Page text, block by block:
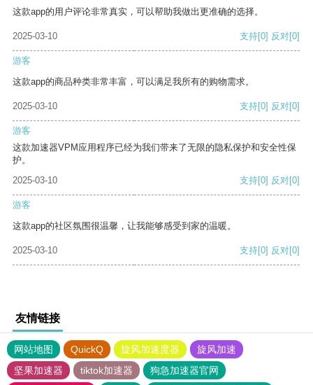
这款app的用户评论非常真实，可以帮助我做出更准确的选择。
2025-03-10 支持[0] 反对[0]
游客
这款app的商品种类非常丰富，可以满足我所有的购物需求。
2025-03-10 支持[0] 反对[0]
游客
这款加速器VPM应用程序已经为我们带来了无限的隐私保护和安全性保
护。
2025-03-10
支持[0] 反对[0]
游客
这款app的社区氛围很温馨，让我能够感受到家的温暖。
2025-03-10 支持[0] 反对[0]
友情链接
网站地图 QuickQ 旋风加速度器
旋风加速
坚果加速器
tiktok加速器
狗急加速器官网